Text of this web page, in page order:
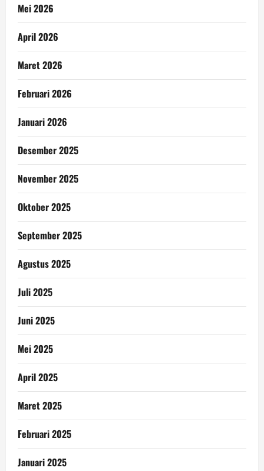
Mei 2026
April 2026
Maret 2026
Februari 2026
Januari 2026
Desember 2025
November 2025
Oktober 2025
September 2025
Agustus 2025
Juli 2025
Juni 2025
Mei 2025
April 2025
Maret 2025
Februari 2025
Januari 2025